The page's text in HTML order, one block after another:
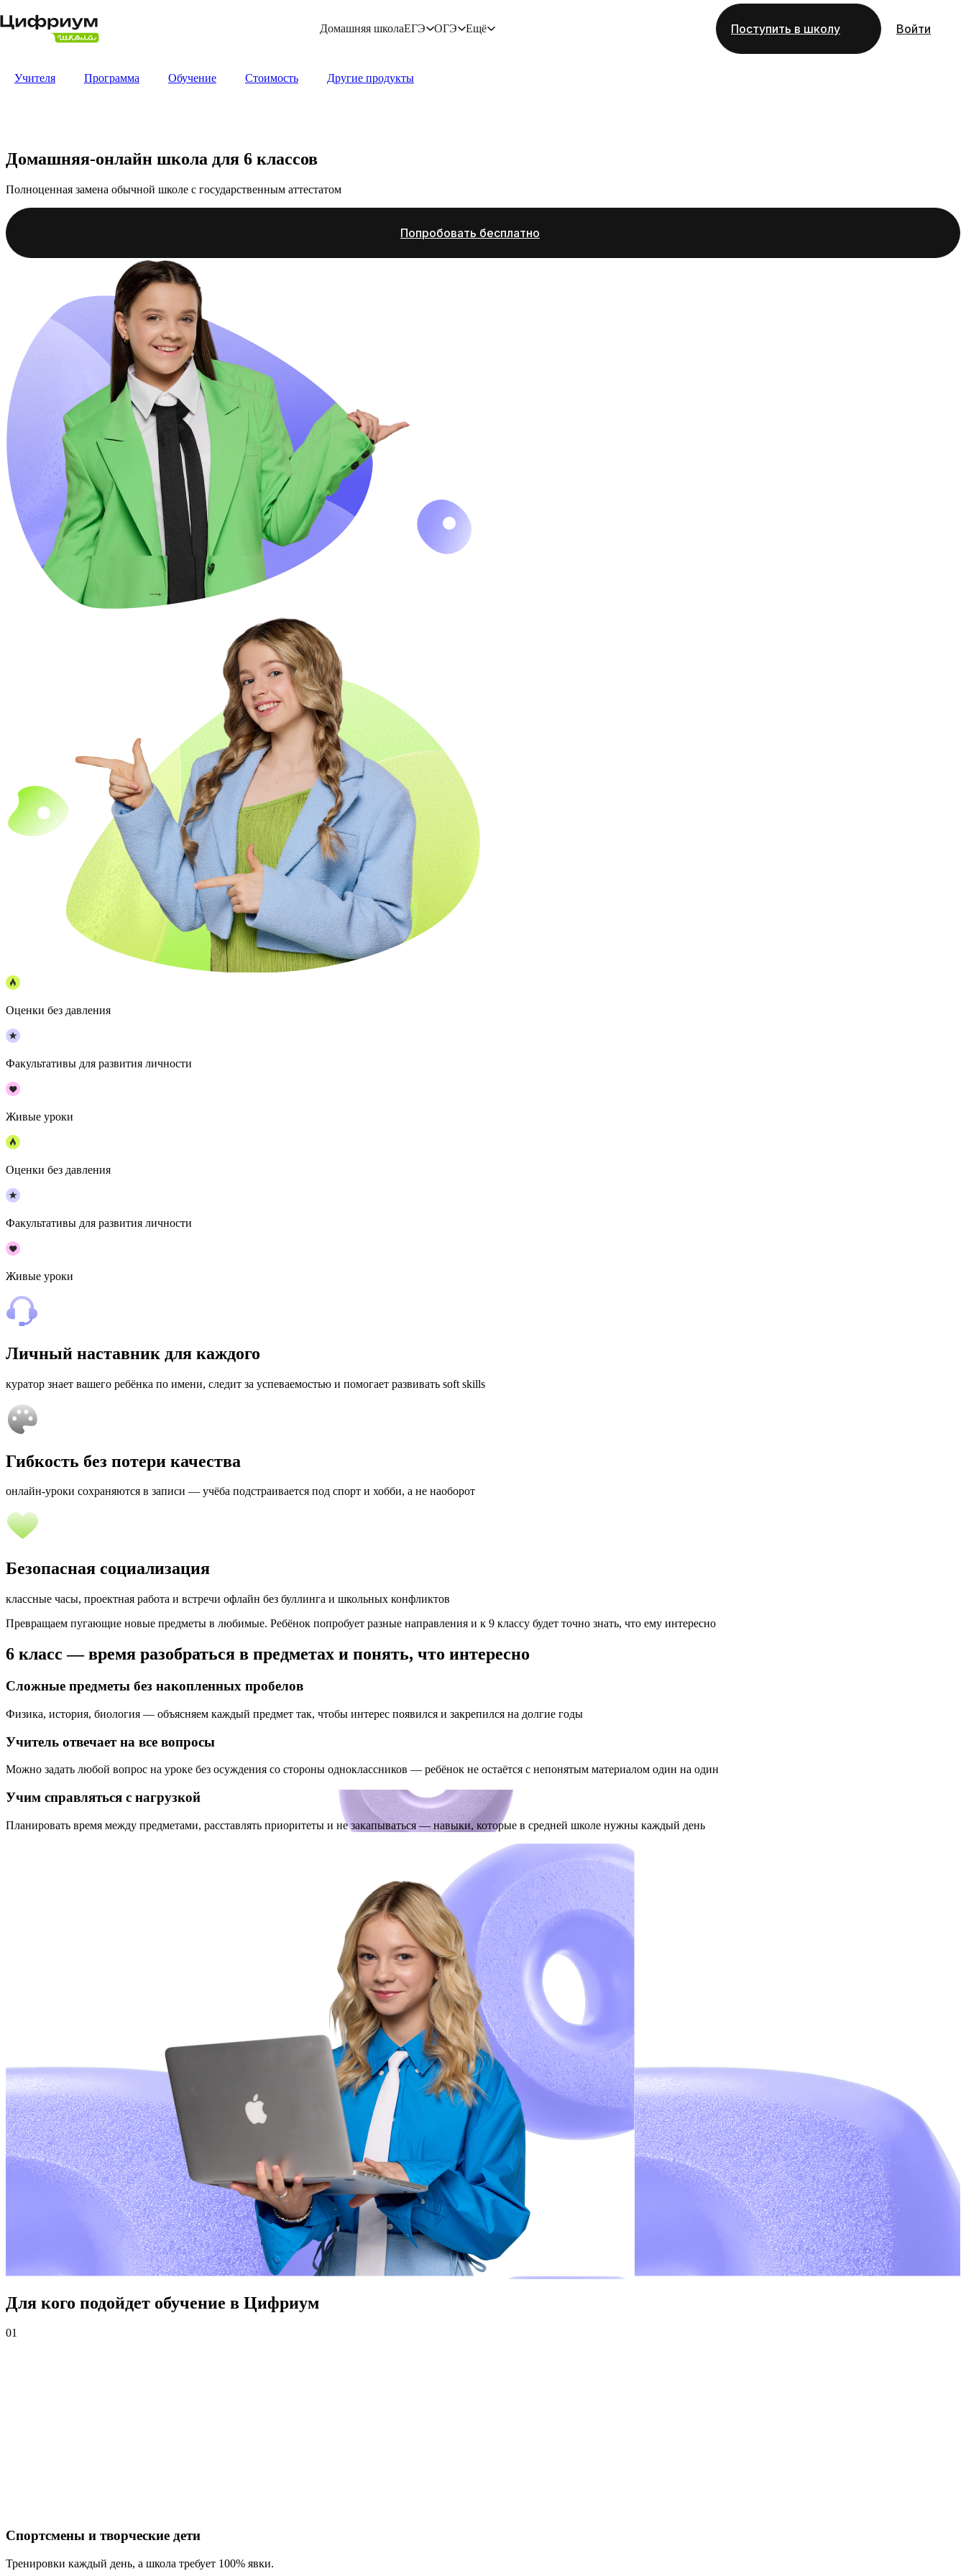
Домашняя школаЕГЭ ОГЭ Ещё Поступить в школу Войти
Учителя Программа Обучение Стоимость Другие продукты
Домашняя-онлайн школа для 6 классов
Полноценная замена обычной школе с государственным аттестатом
Попробовать бесплатно
Оценки без давления
Факультативы для развития личности
Живые уроки
Оценки без давления
Факультативы для развития личности
Живые уроки
Личный наставник для каждого
куратор знает вашего ребёнка по имени, следит за успеваемостью и помогает развивать soft skills
Гибкость без потери качества
онлайн-уроки сохраняются в записи — учёба подстраивается под спорт и хобби, а не наоборот
Безопасная социализация
классные часы, проектная работа и встречи офлайн без буллинга и школьных конфликтов
Превращаем пугающие новые предметы в любимые. Ребёнок попробует разные направления и к 9 классу будет точно знать, что ему интересно
6 класс — время разобраться в предметах и понять, что интересно
Сложные предметы без накопленных пробелов
Физика, история, биология — объясняем каждый предмет так, чтобы интерес появился и закрепился на долгие годы
Учитель отвечает на все вопросы
Можно задать любой вопрос на уроке без осуждения со стороны одноклассников — ребёнок не остаётся с непонятым материалом один на один
Учим справляться с нагрузкой
Планировать время между предметами, расставлять приоритеты и не закапываться — навыки, которые в средней школе нужны каждый день
Для кого подойдет обучение в Цифриум
01
Спортсмены и творческие дети
Тренировки каждый день, а школа требует 100% явки.